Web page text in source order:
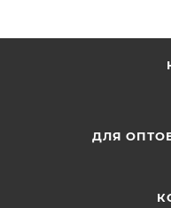
ДЛЯ